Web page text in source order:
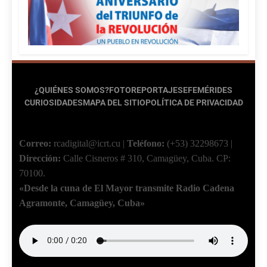
¿QUIÉNES SOMOS?FOTOREPORTAJESEFEMÉRIDES
CURIOSIDADESMAPA DEL SITIOPOLÍTICA DE PRIVACIDAD
Correo: rcadigital@icrt.cu | Teléfono: (+53) 32298673 |
Dirección: Calle Cisneros # 310, Camagüey, Cuba. CP:
70100.
«Desde la cuna de El Mayor transmite Radio Cadena
Agramonte, Camagüey, Cuba»